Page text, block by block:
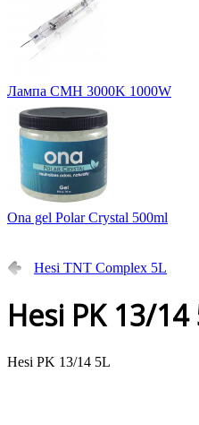
Лампа CMH 3000K 1000W
Ona gel Polar Crystal 500ml
Hesi TNT Complex 5L
Hesi PK 13/14
Hesi PK 13/14 5L